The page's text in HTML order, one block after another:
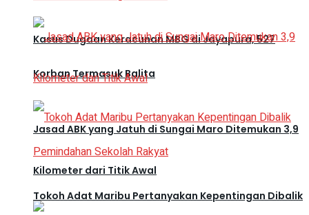
Kasus Dugaan Keracunan MBG di Jayapura, 527
Korban Termasuk Balita
Tokoh Adat Maribu Pertanyakan Kepentingan Dibalik
Jasad ABK yang Jatuh di Sungai Maro Ditemukan 3,9
Kilometer dari Titik Awal